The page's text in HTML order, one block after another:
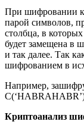
При шифровании
парой символов,
столбца, в
будет замещена в
и так далее. Так
шифрованием в
Например,
Криптоанализ